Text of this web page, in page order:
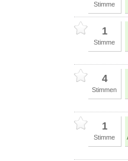
Stimme
1
Stimme
4
Stimmen
1
Stimme